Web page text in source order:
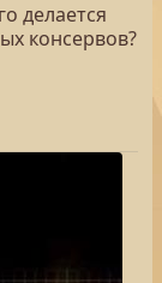
делается
консервов?